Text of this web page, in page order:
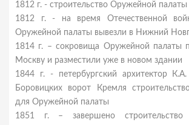
1812 г. - строительство Оружейной
1812 г. - на время Отечественной
Оружейной палаты вывезли в Нижний
1814 г. – сокровища Оружейной палаты
Москву и разместили уже в новом здании
1844 г. - петербургский архитектор
Боровицких ворот Кремля
для Оружейной палаты
1851 г. – завершено строительство